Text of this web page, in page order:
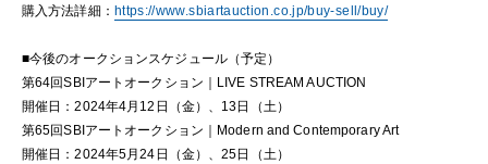
購入方法詳細： https://www.sbiartauction.co.jp/buy-sell/buy/
■今後のオークションスケジュール（予定）
第64回SBIアートオークション｜LIVE STREAM AUCTION
開催日：2024年4月12日（金）、13日（土）
第65回SBIアートオークション｜Modern and Contemporary Art
開催日：2024年5月24日（金）、25日（土）